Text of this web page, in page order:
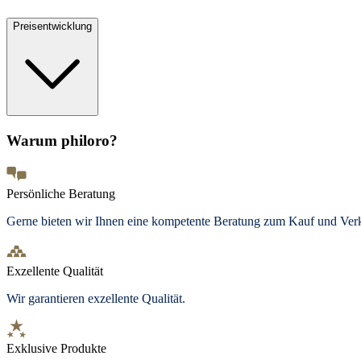
Preisentwicklung
Warum philoro?
Persönliche Beratung
Gerne bieten wir Ihnen eine kompetente Beratung zum Kauf und
Exzellente Qualität
Wir garantieren exzellente Qualität.
Exklusive Produkte